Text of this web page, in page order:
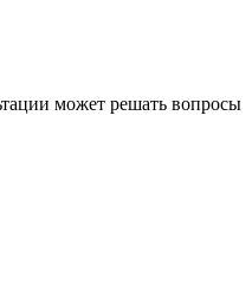
может решать вопросы